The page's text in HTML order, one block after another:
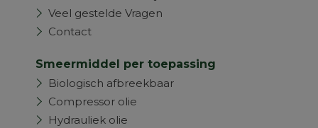
Veel gestelde Vragen
Contact
Smeermiddel per toepassing
Biologisch afbreekbaar
Compressor olie
Hydrauliek olie